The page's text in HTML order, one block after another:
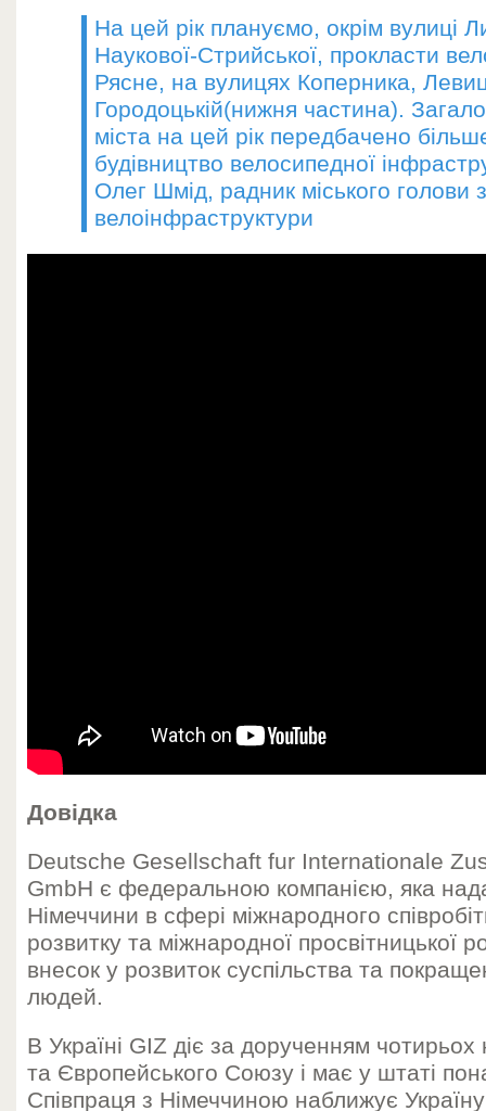
На цей рік плануємо, окрім вулиці
Наукової-Стрийської, прокласти
Рясне, на вулицях Коперника,
Городоцькій(нижня частина).
міста на цей рік передбачено
будівництво велосипедної
Олег Шмід, радник міського голови
велоінфраструктури
Довідка
Deutsche Gesellschaft fur Internationale
GmbH є федеральною компанією, яка
Німеччини в сфері міжнародного
розвитку та міжнародної просвітницької
внесок у розвиток суспільства та
людей.
В Україні GIZ діє за дорученням чотирьох
та Європейського Cоюзу і має у штаті
Співпраця з Німеччиною наближує